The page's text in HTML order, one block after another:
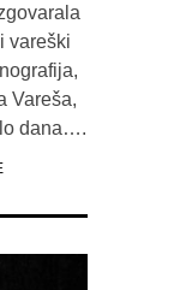
vareški
Vareša,
dana….